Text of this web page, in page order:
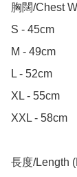
胸闊/Chest
S - 45cm
M - 49cm
L - 52cm
XL - 55cm
XXL - 58cm
長度/Length